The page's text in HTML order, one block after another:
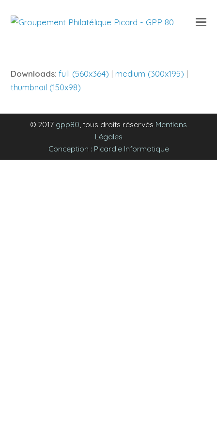
Downloads:full (560x364) | medium (300x195) |
thumbnail (150x98)
© 2017 gpp80, tous droits réservés Mentions
Légales
Conception : Picardie Informatique